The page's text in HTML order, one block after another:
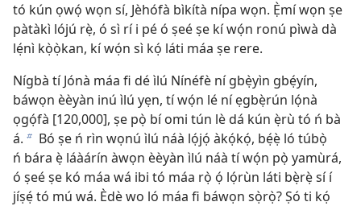
tó kún ọwọ́ wọn sí, Jèhófà bìkítà nípa wọn. Ẹ̀mí wọn ṣe
pàtàkì lójú rẹ̀, ó sì rí i pé ó ṣeé ṣe kí wọ́n ronú pìwà dà
lẹ́nì kọ̀ọ̀kan, kí wọ́n sì kọ́ láti máa ṣe rere.
Nígbà tí Jónà máa fi dé ìlú Nínéfè ní gbẹ̀yìn gbẹ́yín,
báwọn èèyàn inú ìlú yẹn, tí wọ́n lé ní ẹgbẹ̀rún lọ́nà
ọgọ́fà [120,000], ṣe pọ̀ bí omi tún lè dá kún ẹ̀rù tó ń bà
á. b Bó ṣe ń rìn wọnú ìlú náà lọ́jọ́ àkọ́kọ́, bẹ́ẹ̀ ló túbọ̀
ń bára ẹ̀ láàárín àwọn èèyàn ìlú náà tí wọ́n pọ̀ yamùrá,
ó ṣeé ṣe kó máa wá ibi tó máa rọ̀ ọ́ lọ́rùn láti bẹ̀rẹ̀ sí í
jíṣẹ́ tó mú wá. Èdè wo ló máa fi báwọn sọ̀rọ̀? Ṣó ti kọ́